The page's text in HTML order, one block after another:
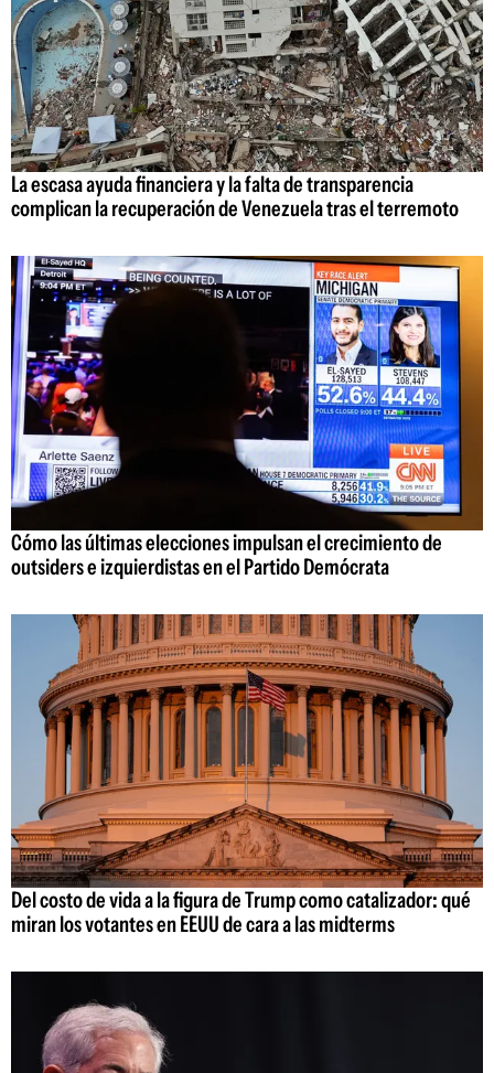
La escasa ayuda financiera y la falta de transparencia
complican la recuperación de Venezuela tras el terremoto
Cómo las últimas elecciones impulsan el crecimiento de
outsiders e izquierdistas en el Partido Demócrata
Del costo de vida a la figura de Trump como catalizador: qué
miran los votantes en EEUU de cara a las midterms